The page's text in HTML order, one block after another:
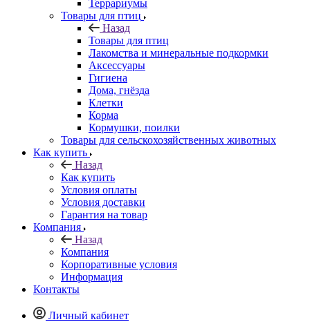
Террариумы
Товары для птиц
Назад
Товары для птиц
Лакомства и минеральные подкормки
Аксессуары
Гигиена
Дома, гнёзда
Клетки
Корма
Кормушки, поилки
Товары для сельскохозяйственных животных
Как купить
Назад
Как купить
Условия оплаты
Условия доставки
Гарантия на товар
Компания
Назад
Компания
Корпоративные условия
Информация
Контакты
Личный кабинет